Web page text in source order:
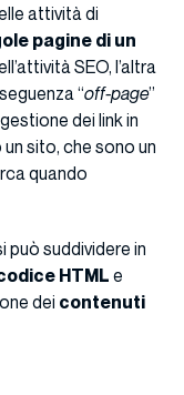
attività di
pagine di un
SEO, l’altra
“off-page”
dei link in
un sito, che sono un
quando
può suddividere in
HTML e
dei contenuti